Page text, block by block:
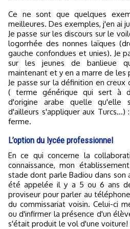
Ce ne sont que quelques
meilleures. Des exemples, j'en ai
Je passe sur les discours sur le
logorrhée des nonnes laïques
gauche confondues et unies). Je
sur les jeunes de banlieue
maintenant et y en a marre de les
Je passe sur la définition en
( terme générique qui sert à
d'origine arabe quelle
d'ailleurs s'appliquer aux
ferme.
L’option du lycée professionnel
En ce qui concerne la collaboration avec la police, à ma
connaissance, mon
stade dont parle Badiou dans son
été appelée il y a 5 ou 6 ans
proviseur pour parler au
du commissariat voisin. Celui-ci
ou d'infirmer la présence d'un
s'était produit le vol d'une voiture!